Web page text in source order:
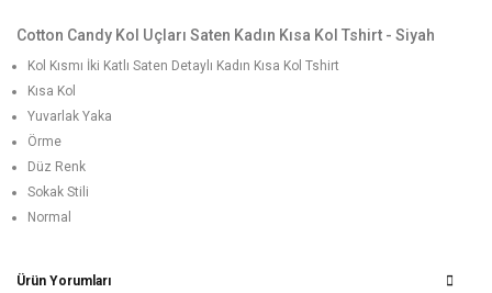
Cotton Candy Kol Uçları Saten Kadın Kısa Kol Tshirt - Siyah
Kol Kısmı İki Katlı Saten Detaylı Kadın Kısa Kol Tshirt
Kısa Kol
Yuvarlak Yaka
Örme
Düz Renk
Sokak Stili
Normal
Ürün Yorumları